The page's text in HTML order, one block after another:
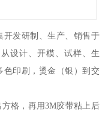
开发研制、生产、销售于
设计、开模、试样、生
色印刷，烫金（银）到交
格，再用3M胶带粘上后